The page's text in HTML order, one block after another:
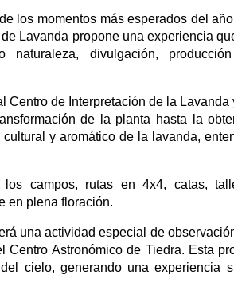
los momentos más esperados del
Lavanda propone una experiencia
naturaleza, divulgación,
Centro de Interpretación de la
de la planta hasta la
y aromático de la lavanda,
campos, rutas en 4x4, catas,
en plena floración.
una actividad especial de
Centro Astronómico de Tiedra. Esta
cielo, generando una experiencia